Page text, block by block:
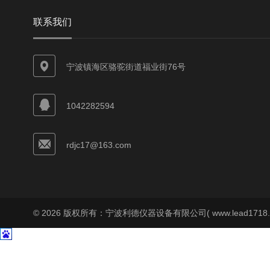
联系我们
宁波镇海区骆驼街道福业街76号
1042282594
rdjc17@163.com
© 2026 版权所有：宁波利德仪器设备有限公司(